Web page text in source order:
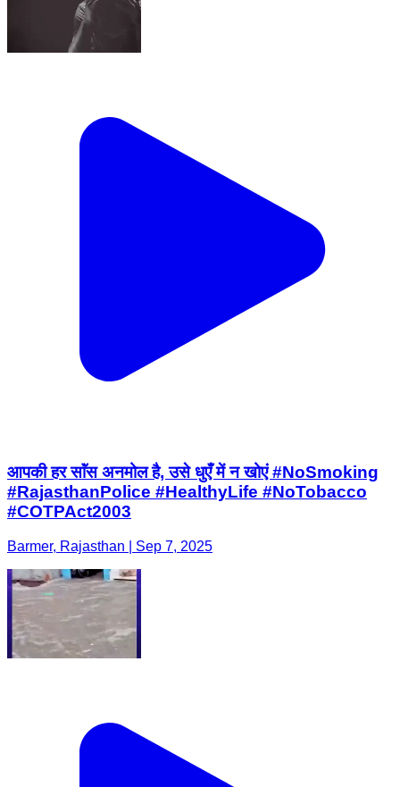
आपकी हर साॅंस अनमोल है, उसे धुएँ में न खोएं #NoSmoking
#RajasthanPolice #HealthyLife #NoTobacco
#COTPAct2003
Barmer, Rajasthan | Sep 7, 2025